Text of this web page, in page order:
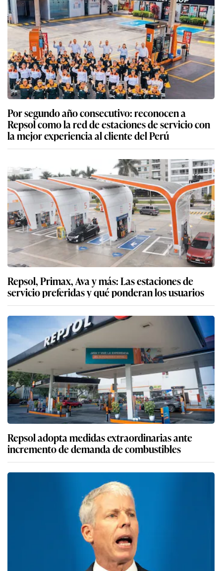
Por segundo año consecutivo: reconocen a
Repsol como la red de estaciones de servicio con
la mejor experiencia al cliente del Perú
Repsol, Primax, Ava y más: Las estaciones de
servicio preferidas y qué ponderan los usuarios
Repsol adopta medidas extraordinarias ante
incremento de demanda de combustibles